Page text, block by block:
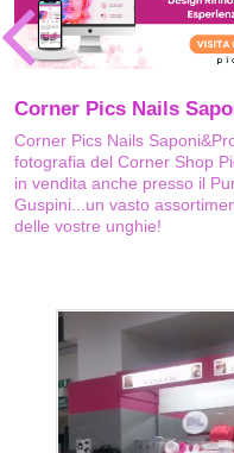
Corner Pics Nails
Corner Pics Nails
fotografia del Corner Shop
in vendita anche presso il
Guspini...un vasto
delle vostre unghie!